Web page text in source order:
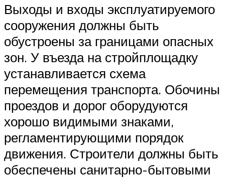
Выходы и входы эксплуатируемого
сооружения должны быть
обустроены за границами опасных
зон. У въезда на стройплощадку
устанавливается схема
перемещения транспорта. Обочины
проездов и дорог оборудуются
хорошо видимыми знаками,
регламентирующими порядок
движения. Строители должны быть
обеспечены санитарно-бытовыми